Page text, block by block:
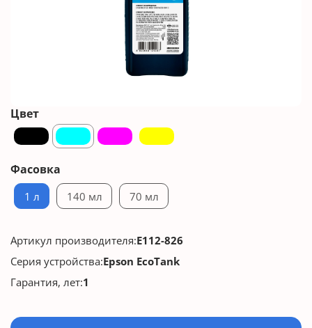
Цвет
Фасовка
1 л 140 мл 70 мл
Артикул производителя:E112-826
Серия устройства:Epson EcoTank
Гарантия, лет:1